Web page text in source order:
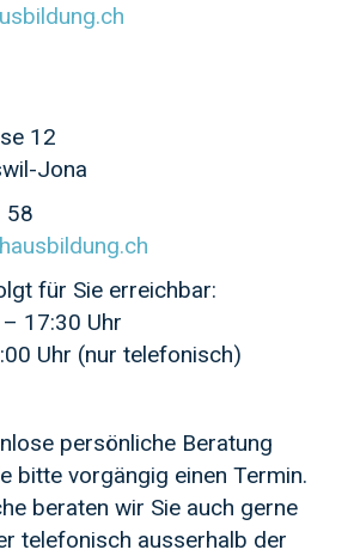
12
Jona
58
für Sie erreichbar:
17:30 Uhr
Uhr (nur telefonisch)
persönliche Beratung
bitte vorgängig einen Termin.
beraten wir Sie auch gerne
telefonisch ausserhalb der